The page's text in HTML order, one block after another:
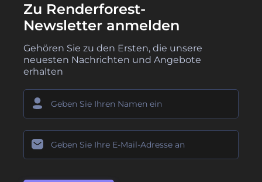
Zu Renderforest-
Newsletter anmelden
Gehören Sie zu den Ersten, die unsere
neuesten Nachrichten und Angebote
erhalten